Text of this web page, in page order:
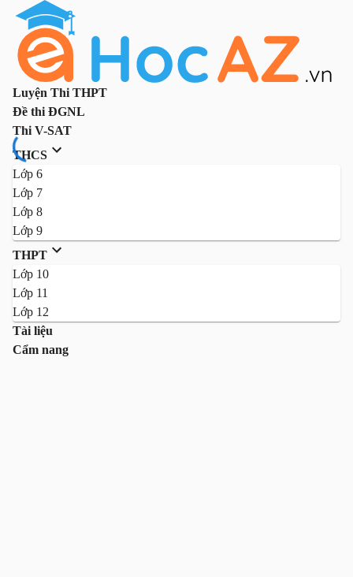
Luyện Thi THPT
Đề thi ĐGNL
Thi V-SAT
THCS
Lớp 6
Lớp 7
Lớp 8
Lớp 9
THPT
Lớp 10
Lớp 11
Lớp 12
Tài liệu
Cẩm nang